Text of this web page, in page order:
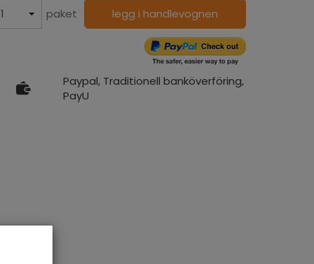
paket legg i handlevognen
Paypal, Traditionell banköverföring,
PayU